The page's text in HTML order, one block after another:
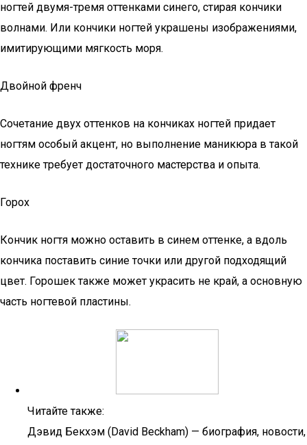
ногтей двумя-тремя оттенками синего, стирая кончики
волнами. Или кончики ногтей украшены изображениями,
имитирующими мягкость моря.
Двойной френч
Сочетание двух оттенков на кончиках ногтей придает
ногтям особый акцент, но выполнение маникюра в такой
технике требует достаточного мастерства и опыта.
Горох
Кончик ногтя можно оставить в синем оттенке, а вдоль
кончика поставить синие точки или другой подходящий
цвет. Горошек также может украсить не край, а основную
часть ногтевой пластины.
Читайте также:
Дэвид Бекхэм (David Beckham) — биография, новости,